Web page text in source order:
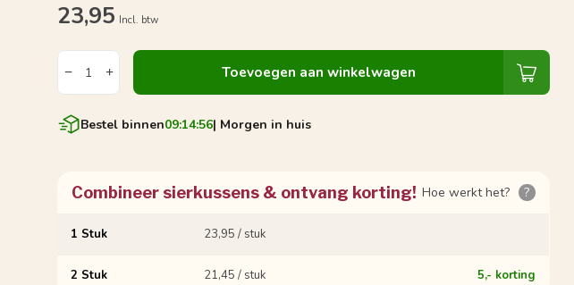
23,95 Incl. btw
Toevoegen aan winkelwagen
Bestel binnen09:14:55| Morgen in huis
Combineer sierkussens & ontvang korting! Hoe werkt het? ?
1 Stuk 23,95 / stuk
2 Stuk 21,45 / stuk 5,- korting